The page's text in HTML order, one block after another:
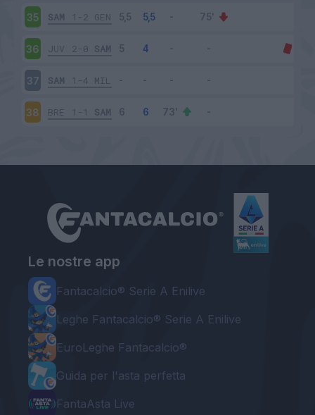
35 SAM 1-2 GEN
36 JUV 2-0 SAM
37 SAM 1-4 MIL
38 BRE 1-1 SAM
Le nostre app
Fantacalcio® Serie A Enilive
Leghe Fantacalcio® Serie A Enilive
EuroLeghe Fantacalcio®
Guida per l'asta perfetta
FantaAsta Live